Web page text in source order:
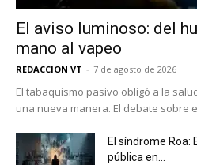
El aviso luminoso: del
mano al vapeo
REDACCION VT - 7 de agosto de 2026
El tabaquismo pasivo obligó a la
una nueva manera. El debate sobre
El síndrome Roa:
pública en...